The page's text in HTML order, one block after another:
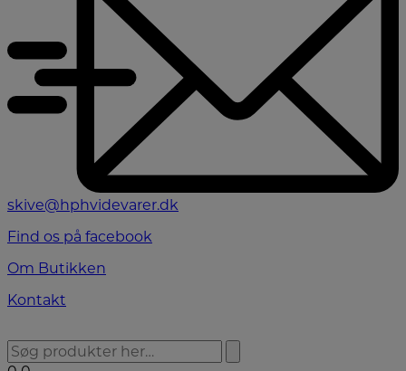
skive@hphvidevarer.dk
Find os på facebook
Om Butikken
Kontakt